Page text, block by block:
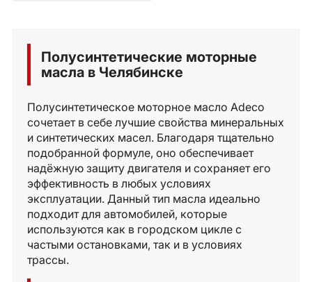
Полусинтетические моторные
масла в Челябинске
Полусинтетическое моторное масло Adeco
сочетает в себе лучшие свойства минеральных
и синтетических масел. Благодаря тщательно
подобранной формуле, оно обеспечивает
надёжную защиту двигателя и сохраняет его
эффективность в любых условиях
эксплуатации. Данный тип масла идеально
подходит для автомобилей, которые
используются как в городском цикле с
частыми остановками, так и в условиях
трассы.